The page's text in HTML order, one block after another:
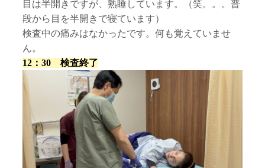
目は半開きですが、熟睡しています。（笑。。。普
段から目を半開きで寝ています）
検査中の痛みはなかったです。何も覚えていませ
ん。
12：30 検査終了